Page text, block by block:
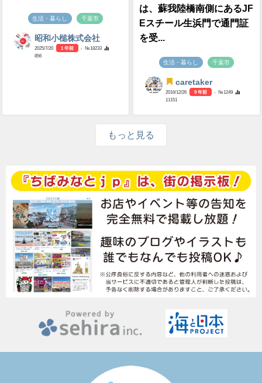
生活・暮らし 千葉市
昭和小槌株式会社
2025/7/20 1 年前
- №18233
856
は、蘇我陸橋南側にあるJF
Eスチール生浜門で通門証
を受...
生活・暮らし 千葉市
caretaker
2016/12/26 9 年前
- №1249
11151
もっと見る